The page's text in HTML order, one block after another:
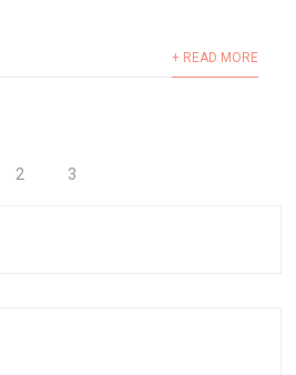
+ READ MORE
2 3